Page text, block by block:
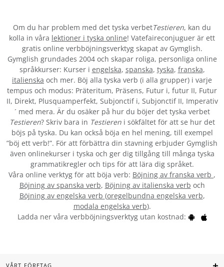
Om du har problem med det tyska verbetTestieren, kan du
kolla in våra lektioner i tyska online! Vatefaireconjuguer är ett
gratis online verbböjningsverktyg skapat av Gymglish.
Gymglish grundades 2004 och skapar roliga, personliga online
språkkurser: Kurser i engelska, spanska, tyska, franska,
italienska och mer. Böj alla tyska verb (i alla grupper) i varje
tempus och modus: Präteritum, Präsens, Futur i, futur II, Futur
II, Direkt, Plusquamperfekt, Subjonctif i, Subjonctif II, Imperativ
´ med mera. Är du osäker på hur du böjer det tyska verbet
Testieren? Skriv bara in Testiereni sökfältet för att se hur det
böjs på tyska. Du kan också böja en hel mening, till exempel
”böj ett verb!”. För att förbättra din stavning erbjuder Gymglish
även onlinekurser i tyska och ger dig tillgång till många tyska
grammatikregler och tips för att lära dig språket.
Våra online verktyg för att böja verb: Böjning av franska verb ,
Böjning av spanska verb, Böjning av italienska verb och
Böjning av engelska verb (oregelbundna engelska verb,
modala engelska verb).
Ladda ner våra verbböjningsverktyg utan kostnad:
VÅRT FÖRETAG